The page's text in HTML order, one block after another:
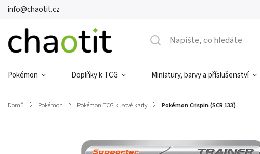
info@chaotit.cz
Pokémon Doplňky k TCG Miniatury, barvy a příslušenství
Domů / Pokémon / Pokémon TCG kusové karty / Pokémon Crispin (SCR 133)